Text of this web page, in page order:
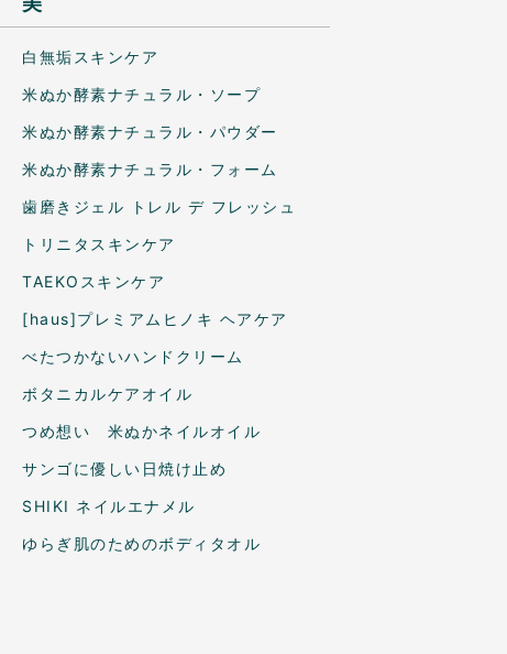
白無垢スキンケア
米ぬか酵素ナチュラル・ソープ
米ぬか酵素ナチュラル・パウダー
米ぬか酵素ナチュラル・フォーム
歯磨きジェル トレル デ フレッシュ
トリニタスキンケア
TAEKOスキンケア
[haus]プレミアムヒノキ ヘアケア
べたつかないハンドクリーム
ボタニカルケアオイル
つめ想い 米ぬかネイルオイル
サンゴに優しい日焼け止め
SHIKI ネイルエナメル
ゆらぎ肌のためのボディタオル